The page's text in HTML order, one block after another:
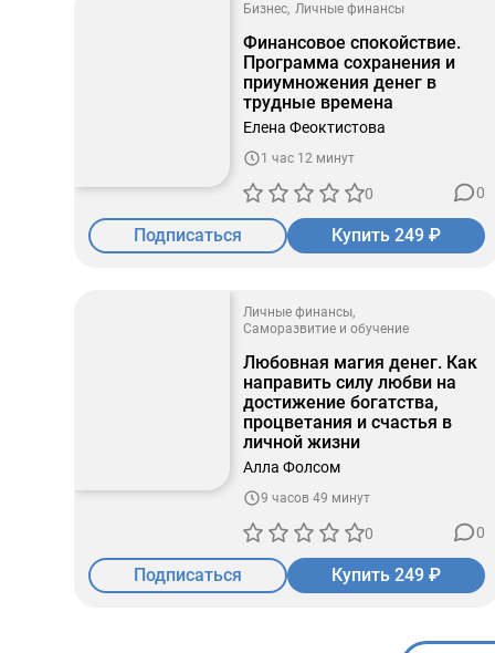
Бизнес Личные финансы
Финансовое спокойствие.
Программа сохранения и
приумножения денег в
трудные времена
Елена Феоктистова
1 час 12 минут
0 0
Подписаться Купить 249 ₽
Личные финансы
Саморазвитие и обучение
Любовная магия денег. Как
направить силу любви на
достижение богатства,
процветания и счастья в
личной жизни
Алла Фолсом
9 часов 49 минут
0 0
Подписаться Купить 249 ₽